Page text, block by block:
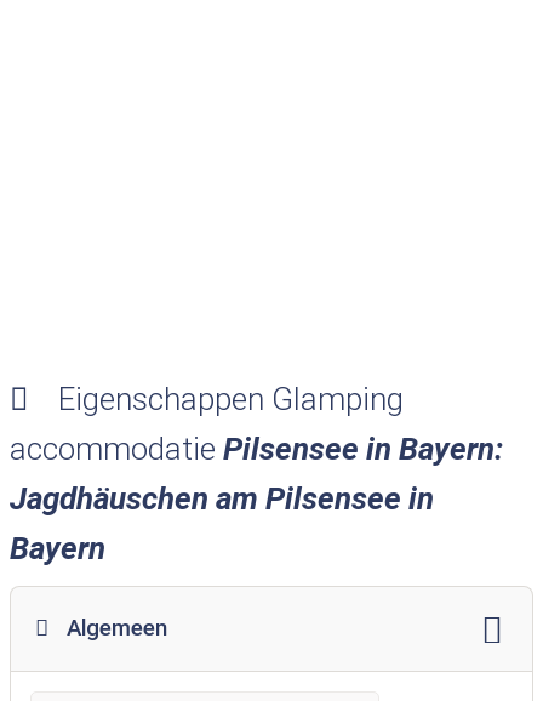
Eigenschappen Glamping
accommodatie Pilsensee in Bayern:
Jagdhäuschen am Pilsensee in
Bayern
Algemeen